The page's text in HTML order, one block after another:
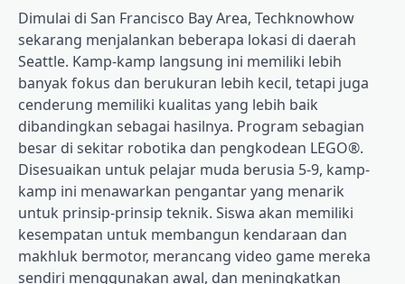
Dimulai di San Francisco Bay Area, Techknowhow
sekarang menjalankan beberapa lokasi di daerah
Seattle. Kamp-kamp langsung ini memiliki lebih
banyak fokus dan berukuran lebih kecil, tetapi juga
cenderung memiliki kualitas yang lebih baik
dibandingkan sebagai hasilnya. Program sebagian
besar di sekitar robotika dan pengkodean LEGO®.
Disesuaikan untuk pelajar muda berusia 5-9, kamp-
kamp ini menawarkan pengantar yang menarik
untuk prinsip-prinsip teknik. Siswa akan memiliki
kesempatan untuk membangun kendaraan dan
makhluk bermotor, merancang video game mereka
sendiri menggunakan awal, dan meningkatkan